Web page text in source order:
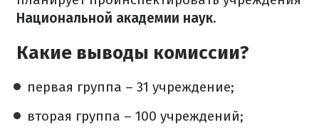
Национальной академии наук.
Какие выводы комиссии?
первая группа – 31 учреждение;
вторая группа – 100 учреждений;